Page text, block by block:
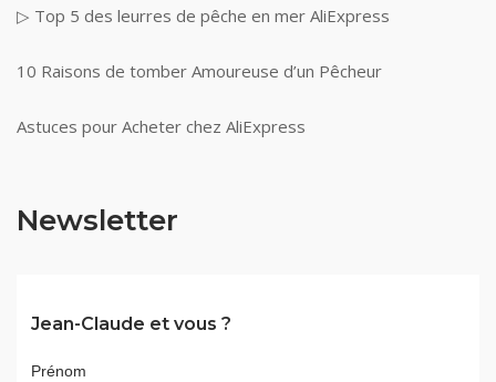
▷ Top 5 des leurres de pêche en mer AliExpress
10 Raisons de tomber Amoureuse d’un Pêcheur
Astuces pour Acheter chez AliExpress
Newsletter
Jean-Claude et vous ?
Prénom